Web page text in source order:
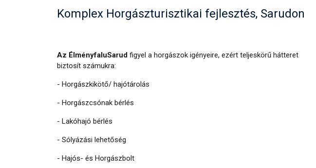
Komplex Horgászturisztikai fejlesztés, Sarudon
Az ÉlményfaluSarud figyel a horgászok igényeire, ezért teljeskörű hátteret
biztosít számukra:
- Horgászkikötő/ hajótárolás
- Horgászcsónak bérlés
- Lakóhajó bérlés
- Sólyázási lehetőség
- Hajós- és Horgászbolt